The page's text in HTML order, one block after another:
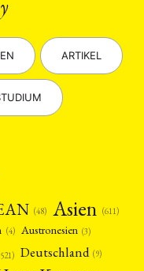
ARTIKEL
(48) Asien (611)
(4) Austronesien (3)
Deutschland (9)